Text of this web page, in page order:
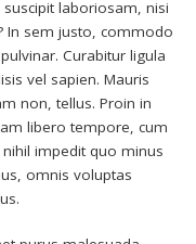
laboriosam, nisi
In sem justo, commodo
Curabitur ligula
vel sapien. Mauris
non, tellus. Proin in
libero tempore, cum
impedit quo minus
omnis voluptas